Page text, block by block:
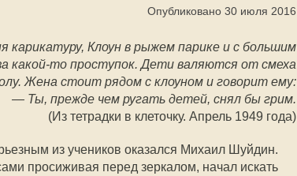
Опубликовано 30 июля 2016
карикатуру, Клоун в рыжем парике и с большим
какой-то проступок. Дети валяются от смеха
Жена стоит рядом с клоуном и говорит ему:
— Ты, прежде чем ругать детей, снял бы грим.
(Из тетрадки в клеточку. Апрель 1949 года)
из учеников оказался Михаил Шуйдин.
просиживая перед зеркалом, начал искать